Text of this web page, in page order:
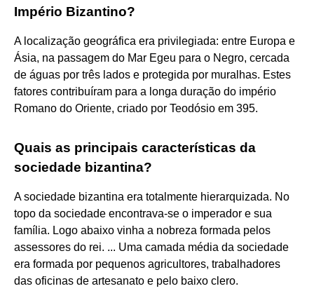
Império Bizantino?
A localização geográfica era privilegiada: entre Europa e
Ásia, na passagem do Mar Egeu para o Negro, cercada
de águas por três lados e protegida por muralhas. Estes
fatores contribuíram para a longa duração do império
Romano do Oriente, criado por Teodósio em 395.
Quais as principais características da
sociedade bizantina?
A sociedade bizantina era totalmente hierarquizada. No
topo da sociedade encontrava-se o imperador e sua
família. Logo abaixo vinha a nobreza formada pelos
assessores do rei. ... Uma camada média da sociedade
era formada por pequenos agricultores, trabalhadores
das oficinas de artesanato e pelo baixo clero.